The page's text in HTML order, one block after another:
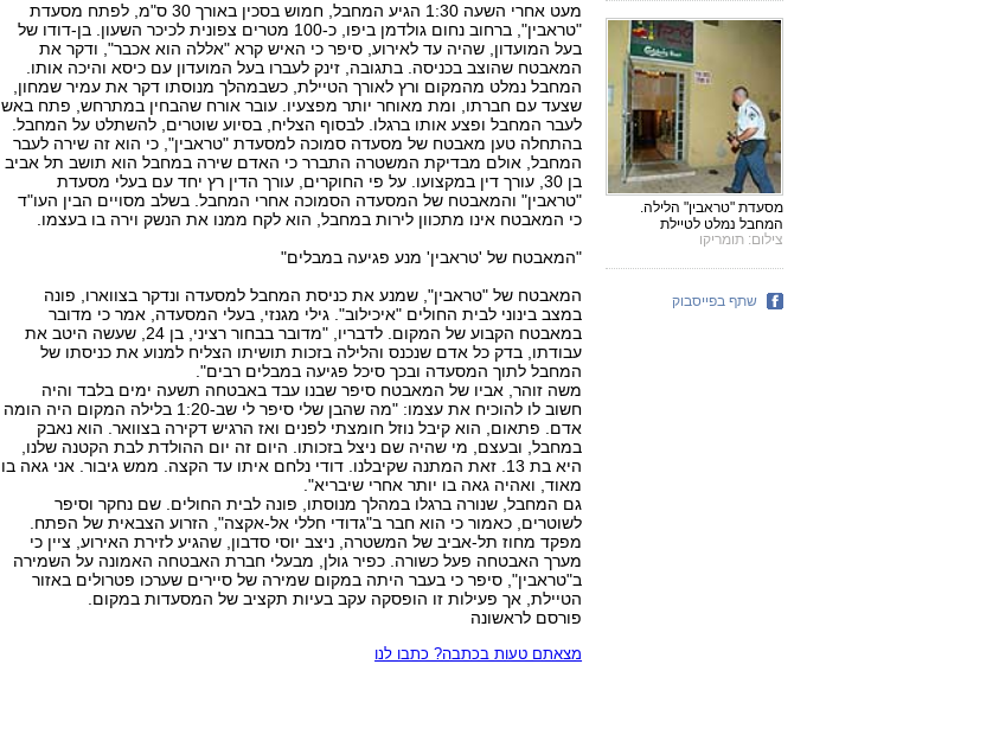
מעט אחרי השעה 1:30 הגיע המחבל, חמוש בסכין באורך 30 ס"מ, לפתח מסעדת
"טראבין", ברחוב נחום גולדמן ביפו, כ-100 מטרים צפונית לכיכר השעון. בן-דודו של
בעל המועדון, שהיה עד לאירוע, סיפר כי האיש קרא "אללה הוא אכבר", ודקר את
המאבטח שהוצב בכניסה. בתגובה, זינק לעברו בעל המועדון עם כיסא והיכה אותו.
המחבל נמלט מהמקום ורץ לאורך הטיילת, כשבמהלך מנוסתו דקר את עמיר שמחון,
שצעד עם חברתו, ומת מאוחר יותר מפצעיו. עובר אורח שהבחין במתרחש, פתח באש
לעבר המחבל ופצע אותו ברגלו. לבסוף הצליח, בסיוע שוטרים, להשתלט על המחבל.
בהתחלה טען מאבטח של מסעדה סמוכה למסעדת "טראבין", כי הוא זה שירה לעבר
המחבל, אולם מבדיקת המשטרה התברר כי האדם שירה במחבל הוא תושב תל אביב
בן 30, עורך דין במקצועו. על פי החוקרים, עורך הדין רץ יחד עם בעלי מסעדת
"טראבין" והמאבטח של המסעדה הסמוכה אחרי המחבל. בשלב מסויים הבין העו"ד
כי המאבטח אינו מתכוון לירות במחבל, הוא לקח ממנו את הנשק וירה בו בעצמו.
"המאבטח של 'טראבין' מנע פגיעה במבלים"
המאבטח של "טראבין", שמנע את כניסת המחבל למסעדה ונדקר בצווארו, פונה
במצב בינוני לבית החולים "איכילוב". גילי מגנזי, בעלי המסעדה, אמר כי מדובר
במאבטח הקבוע של המקום. לדבריו, "מדובר בבחור רציני, בן 24, שעשה היטב את
עבודתו, בדק כל אדם שנכנס והלילה בזכות תושיתו הצליח למנוע את כניסתו של
המחבל לתוך המסעדה ובכך סיכל פגיעה במבלים רבים".
משה זוהר, אביו של המאבטח סיפר שבנו עבד באבטחה תשעה ימים בלבד והיה
חשוב לו להוכיח את עצמו: "מה שהבן שלי סיפר לי שב-1:20 בלילה המקום היה הומה
אדם. פתאום, הוא קיבל נוזל חומצתי לפנים ואז הרגיש דקירה בצוואר. הוא נאבק
במחבל, ובעצם, מי שהיה שם ניצל בזכותו. היום זה יום ההולדת לבת הקטנה שלנו,
היא בת 13. זאת המתנה שקיבלנו. דודי נלחם איתו עד הקצה. ממש גיבור. אני גאה בו
מאוד, ואהיה גאה בו יותר אחרי שיבריא".
גם המחבל, שנורה ברגלו במהלך מנוסתו, פונה לבית החולים. שם נחקר וסיפר
לשוטרים, כאמור כי הוא חבר ב"גדודי חללי אל-אקצה", הזרוע הצבאית של הפתח.
מפקד מחוז תל-אביב של המשטרה, ניצב יוסי סדבון, שהגיע לזירת האירוע, ציין כי
מערך האבטחה פעל כשורה. כפיר גולן, מבעלי חברת האבטחה האמונה על השמירה
ב"טראבין", סיפר כי בעבר היתה במקום שמירה של סיירים שערכו פטרולים באזור
הטיילת, אך פעילות זו הופסקה עקב בעיות תקציב של המסעדות במקום.
פורסם לראשונה
מצאתם טעות בכתבה? כתבו לנו
מסעדת "טראבין" הלילה.
המחבל נמלט לטיילת
צילום: תומריקו
שתף בפייסבוק